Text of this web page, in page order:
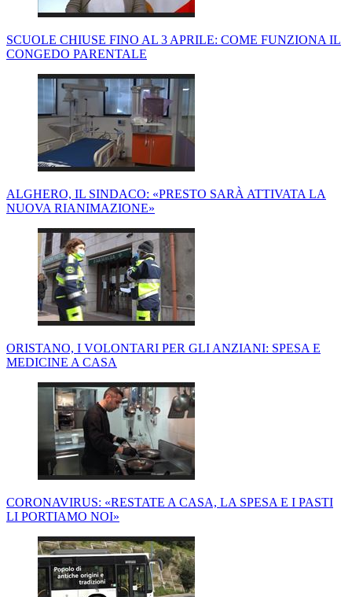
SCUOLE CHIUSE FINO AL 3 APRILE: COME FUNZIONA IL
CONGEDO PARENTALE
ALGHERO, IL SINDACO: «PRESTO SARÀ ATTIVATA LA
NUOVA RIANIMAZIONE»
ORISTANO, I VOLONTARI PER GLI ANZIANI: SPESA E
MEDICINE A CASA
CORONAVIRUS: «RESTATE A CASA, LA SPESA E I PASTI
LI PORTIAMO NOI»